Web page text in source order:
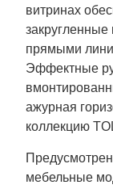
витринах
закругленные
прямыми
Эффектные
ажурная
коллекцию
мебельные